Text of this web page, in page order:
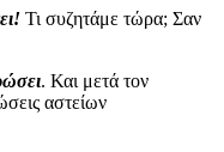
Τι συζητάμε τώρα; Σαν
. Και μετά τον
αστείων